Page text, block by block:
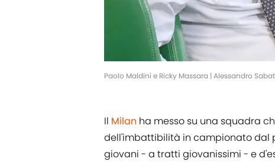
Paolo Maldini e Ricky Massara | Alessandro
Il Milan ha messo su una squadra
dell'imbattibilità in campionato dal
giovani - a tratti giovanissimi - e